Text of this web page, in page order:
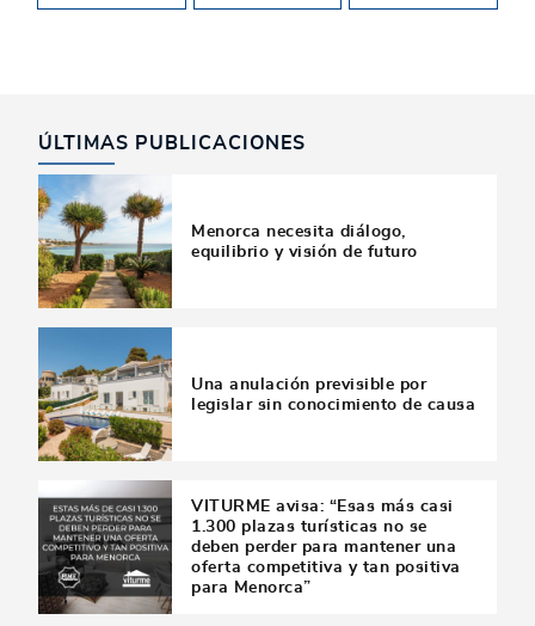
ÚLTIMAS PUBLICACIONES
Menorca necesita diálogo,
equilibrio y visión de futuro
Una anulación previsible por
legislar sin conocimiento de causa
VITURME avisa: “Esas más casi
1.300 plazas turísticas no se
deben perder para mantener una
oferta competitiva y tan positiva
para Menorca”